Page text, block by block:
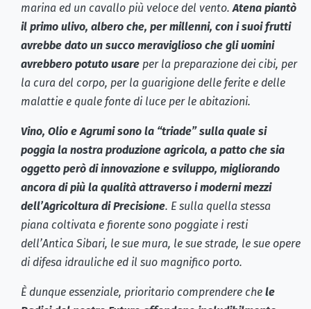
marina ed un cavallo più veloce del vento.Atena piantò
il primo ulivo, albero che, per millenni, con i suoi frutti
avrebbe dato un succo meraviglioso che gli uomini
avrebbero potuto usare per la preparazione dei cibi, per
la cura del corpo, per la guarigione delle ferite e delle
malattie e quale fonte di luce per le abitazioni.
Vino, Olio e Agrumi sono la “triade” sulla quale si
poggia la nostra produzione agricola, a patto che sia
oggetto però di innovazione e sviluppo, migliorando
ancora di più la qualità attraverso i moderni mezzi
dell’Agricoltura di Precisione. E sulla quella stessa
piana coltivata e fiorente sono poggiate i resti
dell’Antica Sibari, le sue mura, le sue strade, le sue opere
di difesa idrauliche ed il suo magnifico porto.
È dunque essenziale, prioritario comprendere che le